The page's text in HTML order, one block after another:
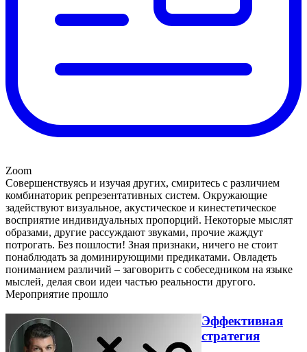
Zoom
Совершенствуясь и изучая других, смиритесь с различием
комбинаторик репрезентативных систем. Окружающие
задействуют визуальное, акустическое и кинестетическое
восприятие индивидуальных пропорций. Некоторые мыслят
образами, другие рассуждают звуками, прочие жаждут
потрогать. Без пошлости! Зная признаки, ничего не стоит
понаблюдать за доминирующими предикатами. Овладеть
пониманием различий – заговорить с собеседником на языке
мыслей, делая свои идеи частью реальности другого.
Мероприятие прошло
Эффективная
стратегия